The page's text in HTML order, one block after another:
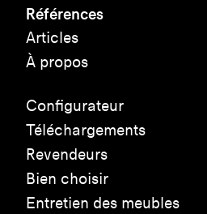
Références
Articles
À propos
Configurateur
Téléchargements
Revendeurs
Bien choisir
Entretien des meubles